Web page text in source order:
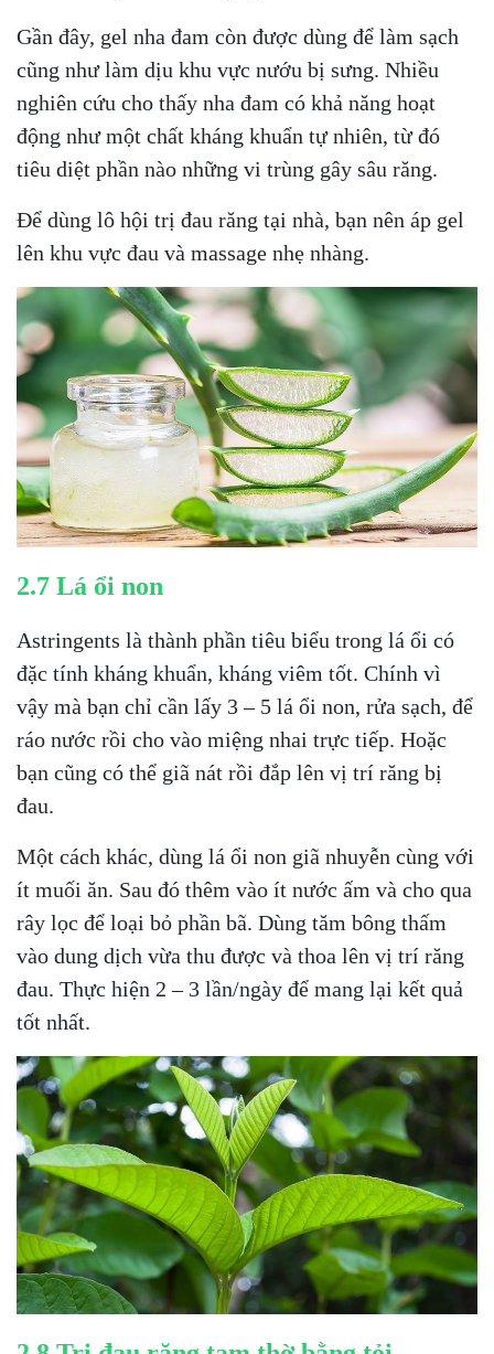
Gần đây, gel nha đam còn được dùng để làm sạch
cũng như làm dịu khu vực nướu bị sưng. Nhiều
nghiên cứu cho thấy nha đam có khả năng hoạt
động như một chất kháng khuẩn tự nhiên, từ đó
tiêu diệt phần nào những vi trùng gây sâu răng.
Để dùng lô hội trị đau răng tại nhà, bạn nên áp gel
lên khu vực đau và massage nhẹ nhàng.
2.7 Lá ổi non
Astringents là thành phần tiêu biểu trong lá ổi có
đặc tính kháng khuẩn, kháng viêm tốt. Chính vì
vậy mà bạn chỉ cần lấy 3 – 5 lá ổi non, rửa sạch, để
ráo nước rồi cho vào miệng nhai trực tiếp. Hoặc
bạn cũng có thể giã nát rồi đắp lên vị trí răng bị
đau.
Một cách khác, dùng lá ổi non giã nhuyễn cùng với
ít muối ăn. Sau đó thêm vào ít nước ấm và cho qua
rây lọc để loại bỏ phần bã. Dùng tăm bông thấm
vào dung dịch vừa thu được và thoa lên vị trí răng
đau. Thực hiện 2 – 3 lần/ngày để mang lại kết quả
tốt nhất.